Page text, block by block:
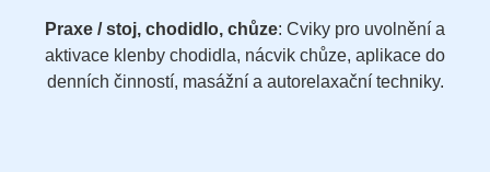
Praxe / stoj, chodidlo, chůze: Cviky pro uvolnění a
aktivace klenby chodidla, nácvik chůze, aplikace do
denních činností, masážní a autorelaxační techniky.